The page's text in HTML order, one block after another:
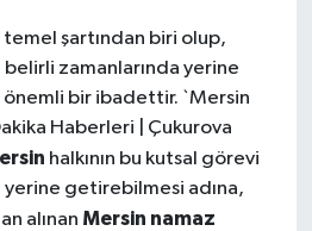
temel şartından biri olup,
zamanlarında yerine
bir ibadettir. `Mersin
Haberleri | Çukurova
halkının bu kutsal görevi
getirebilmesi adına,
alınan Mersin namaz